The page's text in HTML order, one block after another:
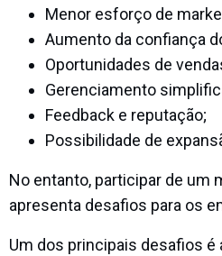
Menor esforço de
Aumento da confiança
Oportunidades de
Gerenciamento
Feedback e reputação;
Possibilidade de
No entanto, participar de um
apresenta desafios para os
Um dos principais desafios é